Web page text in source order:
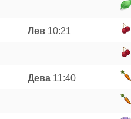
Лев 10:21
Дева11:40